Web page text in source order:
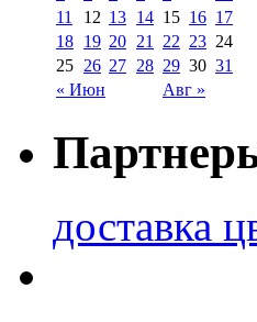
« Июн Авг »
11
12 13 14 15 16 17
18 19 20 21 22 23 24
25 26 27 28 29 30 31
доставка